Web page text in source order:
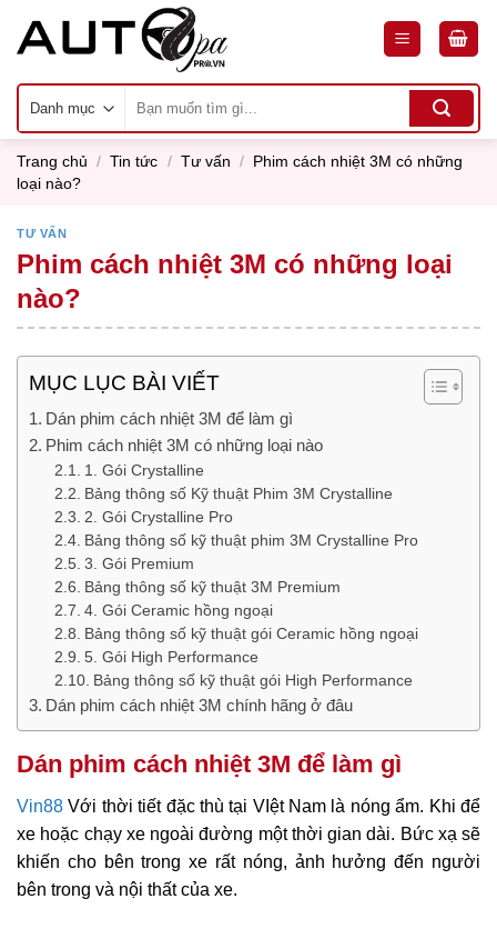
kiếm:
Trang chủ / Tin tức / Tư vấn / Phim cách nhiệt 3M có những
loại nào?
TƯ VẤN
Phim cách nhiệt 3M có những loại
nào?
MỤC LỤC BÀI VIẾT
Dán phim cách nhiệt 3M để làm gì
Phim cách nhiệt 3M có những loại nào
1. Gói Crystalline
Bảng thông số Kỹ thuật Phim 3M Crystalline
2. Gói Crystalline Pro
Bảng thông số kỹ thuật phim 3M Crystalline Pro
3. Gói Premium
Bảng thông số kỹ thuật 3M Premium
4. Gói Ceramic hồng ngoại
Bảng thông số kỹ thuật gói Ceramic hồng ngoại
5. Gói High Performance
Bảng thông số kỹ thuật gói High Performance
Dán phim cách nhiệt 3M chính hãng ở đâu
Dán phim cách nhiệt 3M để làm gì
Vin88Với thời tiết đặc thù tại VIệt Nam là nóng ẩm. Khi để
xe hoặc chạy xe ngoài đường một thời gian dài. Bức xạ sẽ
khiến cho bên trong xe rất nóng, ảnh hưởng đến người
bên trong và nội thất của xe.